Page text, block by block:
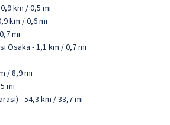
km / 0,5 mi
km / 0,6 mi
mi
Osaka - 1,1 km / 0,7 mi
/ 8,9 mi
mi
- 54,3 km / 33,7 mi